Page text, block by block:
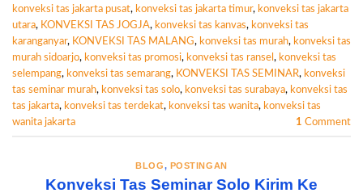
konveksi tas jakarta pusat, konveksi tas jakarta timur, konveksi tas jakarta
utara, KONVEKSI TAS JOGJA, konveksi tas kanvas, konveksi tas
karanganyar, KONVEKSI TAS MALANG, konveksi tas murah, konveksi tas
murah sidoarjo, konveksi tas promosi, konveksi tas ransel , konveksi tas
selempang, konveksi tas semarang, KONVEKSI TAS SEMINAR, konveksi
tas seminar murah, konveksi tas solo, konveksi tas surabaya, konveksi tas
tas jakarta, konveksi tas terdekat, konveksi tas wanita, konveksi tas
wanita jakarta
1 Comment
BLOG, POSTINGAN
Konveksi Tas Seminar Solo Kirim Ke